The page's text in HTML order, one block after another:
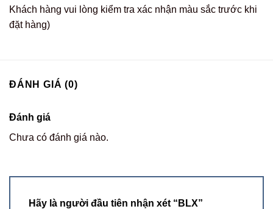
Khách hàng vui lòng kiểm tra xác nhận màu sắc trước khi
đặt hàng)
ĐÁNH GIÁ (0)
Đánh giá
Chưa có đánh giá nào.
Hãy là người đầu tiên nhận xét “BLX”